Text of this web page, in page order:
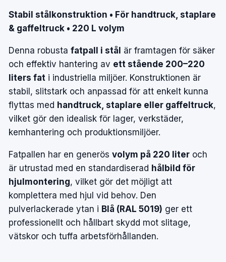
Stabil stålkonstruktion • För handtruck, staplare
& gaffeltruck • 220 L volym
Denna robusta fatpall i stål är framtagen för säker
och effektiv hantering av ett stående 200–220
liters fat i industriella miljöer. Konstruktionen är
stabil, slitstark och anpassad för att enkelt kunna
flyttas med handtruck, staplare eller gaffeltruck,
vilket gör den idealisk för lager, verkstäder,
kemhantering och produktionsmiljöer.
Fatpallen har en generös volym på 220 liter och
är utrustad med en standardiserad hålbild för
hjulmontering, vilket gör det möjligt att
komplettera med hjul vid behov. Den
pulverlackerade ytan i Blå (RAL 5019) ger ett
professionellt och hållbart skydd mot slitage,
vätskor och tuffa arbetsförhållanden.